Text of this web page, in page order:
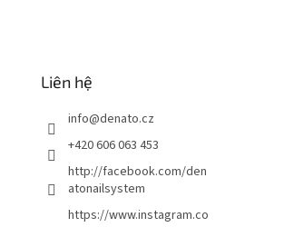
Liên hệ
info@denato.cz
+420 606 063 453
http://facebook.com/den
atonailsystem
https://www.instagram.co